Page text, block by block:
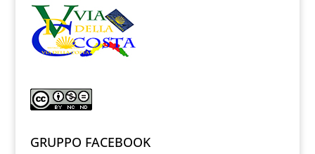
GRUPPO FACEBOOK